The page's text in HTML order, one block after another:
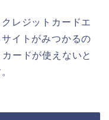
レジットカードエ
イトがみつかるの
ードが使えないと